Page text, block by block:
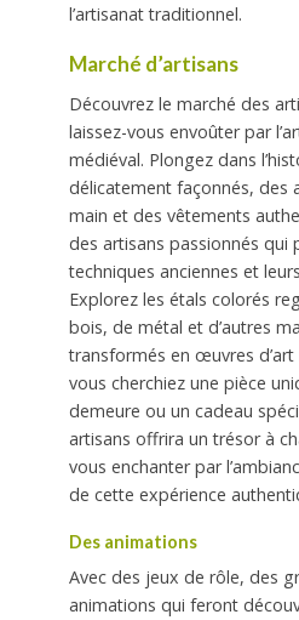
l’artisanat traditionnel.
Marché d’artisans
Découvrez le marché des
laissez-vous envoûter par
médiéval. Plongez dans
délicatement façonnés, des
main et des vêtements
des artisans passionnés qui
techniques anciennes et
Explorez les étals colorés
bois, de métal et d’autres
transformés en œuvres d’art
vous cherchiez une pièce
demeure ou un cadeau
artisans offrira un trésor à
vous enchanter par
de cette expérience
Des animations
Avec des jeux de rôle, des
animations qui feront